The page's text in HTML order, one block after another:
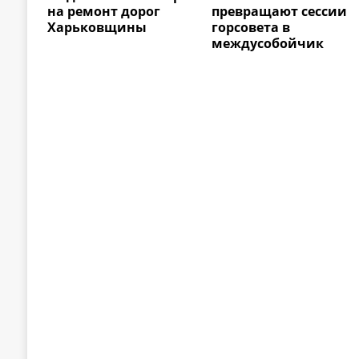
на ремонт дорог
Харьковщины
превращают сессии
горсовета в
междусобойчик